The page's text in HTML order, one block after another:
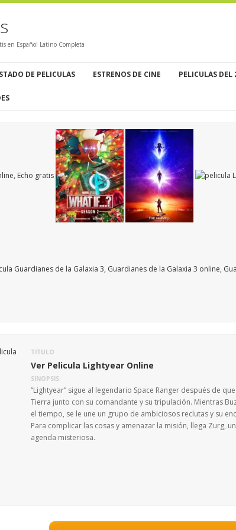
en Español Latino Completa
DE PELICULAS ESTRENOS DE CINE PELICULAS DEL
TITULO
Ver Pelicula Lightyear Online
SINOPSIS
“Lightyear” sigue al legendario Space Ranger después de
Tierra junto con su comandante y su tripulación. Mientras
el tiempo, se le une un grupo de ambiciosos reclutas y su
Para complicar las cosas y amenazar la misión, llega Zurg,
agenda misteriosa.